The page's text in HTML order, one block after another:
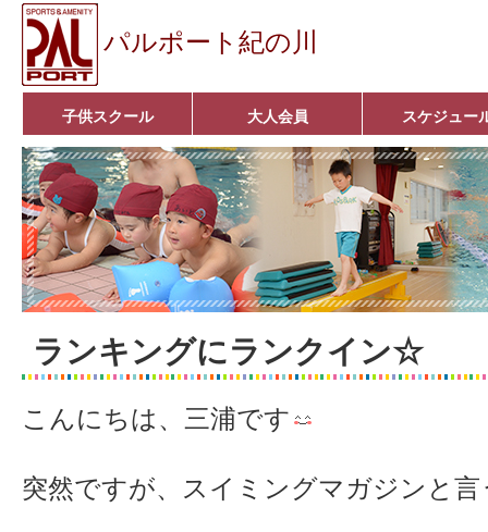
パルポート紀の川
子供スクール
ベビーコース
幼児コース
小学生コース
育成コース
選手コース
キッズパーク(体操教室)
子どもダンス教室
■入会案内■
大人会員
アクア悠々クラブ
いきいきコース
■入会案内■
スケジュー
ランキングにランクイン☆
こんにちは、三浦です
突然ですが、スイミングマガジンと